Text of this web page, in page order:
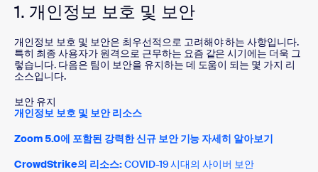
1. 개인정보 보호 및 보안
개인정보 보호 및 보안은 최우선적으로 고려해야 하는 사항입니다.
특히 최종 사용자가 원격으로 근무하는 요즘 같은 시기에는 더욱 그
렇습니다. 다음은 팀이 보안을 유지하는 데 도움이 되는 몇 가지 리
소스입니다.
보안 유지
개인정보 보호 및 보안 리소스
Zoom 5.0에 포함된 강력한 신규 보안 기능 자세히 알아보기
CrowdStrike의 리소스:COVID-19 시대의 사이버 보안